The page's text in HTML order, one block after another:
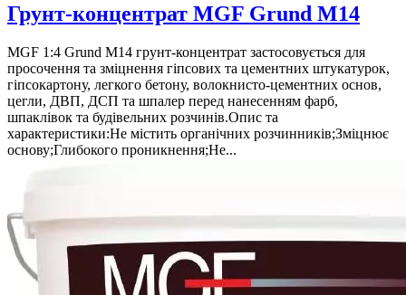
Грунт-концентрат MGF Grund M14
MGF 1:4 Grund M14 грунт-концентрат застосовується для
просочення та зміцнення гіпсових та цементних штукатурок,
гіпсокартону, легкого бетону, волокнисто-цементних основ,
цегли, ДВП, ДСП та шпалер перед нанесенням фарб,
шпаклівок та будівельних розчинів.Опис та
характеристики:Не містить органічних розчинників;Зміцнює
основу;Глибокого проникнення;Не...